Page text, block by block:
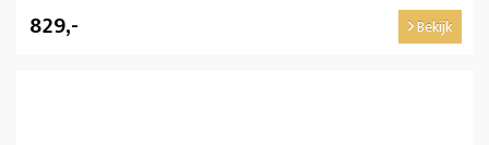
829,- Bekijk